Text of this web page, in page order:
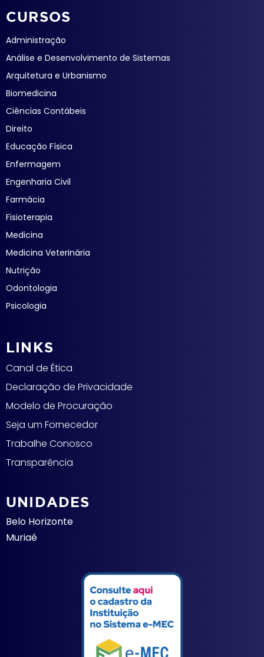
CURSOS
Administração
Análise e Desenvolvimento de Sistemas
Arquitetura e Urbanismo
Biomedicina
Ciências Contábeis
Direito
Educação Física
Enfermagem
Engenharia Civil
Farmácia
Fisioterapia
Medicina
Medicina Veterinária
Nutrição
Odontologia
Psicologia
LINKS
Canal de Ética
Declaração de Privacidade
Modelo de Procuração
Seja um Fornecedor
Trabalhe Conosco
Transparência
UNIDADES
Belo Horizonte
Muriaé